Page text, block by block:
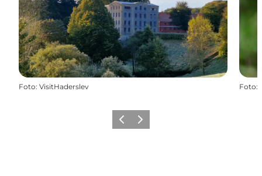
Foto: VisitHaderslev Foto:
ForrigeNæste